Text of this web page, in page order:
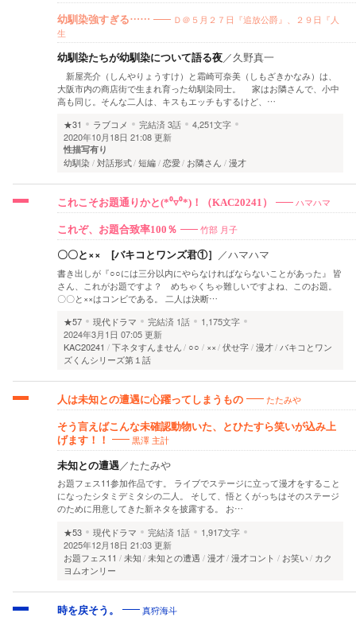
幼馴染強すぎる……
Ｄ＠５月２７日『追放公爵』、２９日『人
生
幼馴染たちが幼馴染について語る夜／久野真一
新屋亮介（しんやりょうすけ）と霜崎可奈美（しもざきかなみ）は、
大阪市内の商店街で生まれ育った幼馴染同士。 家はお隣さんで、小中
高も同じ。そんな二人は、キスもエッチもするけど、…
★31
ラブコメ 完結済3話
4,251文字
2020年10月18日 21:08 更新
性描写有り
幼馴染 対話形式 短編 恋愛 お隣さん 漫才
これこそお題通りかと(*⁰▿⁰*)！（KAC20241） ハマハマ
これぞ、お題合致率100％ 竹部 月子
〇〇と×× [バキコとワンズ君①］ ／ハマハマ
書き出しが『○○には三分以内にやらなければならないことがあった』 皆
さん、これがお題ですよ？ めちゃくちゃ難しいですよね、このお題。
〇〇と××はコンビである。 二人は決断…
★57
現代ドラマ 完結済 1話
1,175文字
2024年3月1日 07:05 更新
KAC20241
下ネタすんません ○○ ×× 伏せ字 漫才 バキコとワン
ズくんシリーズ第１話
人は未知との遭遇に心躍ってしまうもの たたみや
そう言えばこんな未確認動物いた、とひたすら笑いが込み上
げます！！
黒澤 主計
未知との遭遇／たたみや
お題フェス11参加作品です。 ライブでステージに立って漫才をすること
になったシタミデミタシの二人。 そして、悟とくがっちはそのステージ
のために用意してきた新ネタを披露する。 お…
★53
現代ドラマ 完結済 1話
1,917文字
2025年12月18日 21:03 更新
お題フェス11
未知 未知との遭遇 漫才 漫才コント お笑い カク
ヨムオンリー
時を戻そう。 真狩海斗